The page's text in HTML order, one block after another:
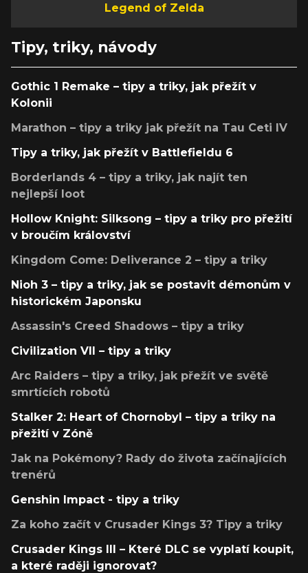
Legend of Zelda
Tipy, triky, návody
Gothic 1 Remake – tipy a triky, jak přežít v
Kolonii
Marathon – tipy a triky jak přežít na Tau Ceti IV
Tipy a triky, jak přežít v Battlefieldu 6
Borderlands 4 – tipy a triky, jak najít ten
nejlepší loot
Hollow Knight: Silksong – tipy a triky pro přežití
v broučím království
Kingdom Come: Deliverance 2 – tipy a triky
Nioh 3 – tipy a triky, jak se postavit démonům v
historickém Japonsku
Assassin's Creed Shadows – tipy a triky
Civilization VII – tipy a triky
Arc Raiders – tipy a triky, jak přežít ve světě
smrtících robotů
Stalker 2: Heart of Chornobyl – tipy a triky na
přežití v Zóně
Jak na Pokémony? Rady do života začínajících
trenérů
Genshin Impact - tipy a triky
Za koho začít v Crusader Kings 3? Tipy a triky
Crusader Kings III – Které DLC se vyplatí koupit,
a které raději ignorovat?